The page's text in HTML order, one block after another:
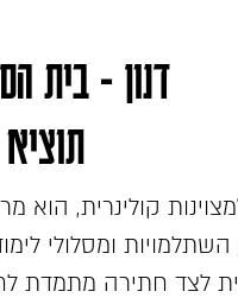
דנון - בית
קולינרית, הוא
ומסלולי
לצד חתירה מתמדת